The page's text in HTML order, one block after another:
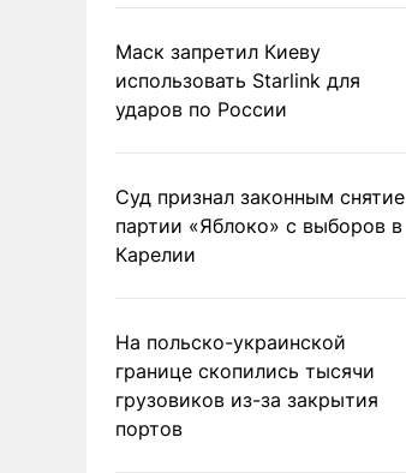
Маск запретил Киеву
использовать Starlink для
ударов по России
Суд признал законным снятие
партии «Яблоко» с выборов в
Карелии
На польско-украинской
границе скопились тысячи
грузовиков из-за закрытия
портов